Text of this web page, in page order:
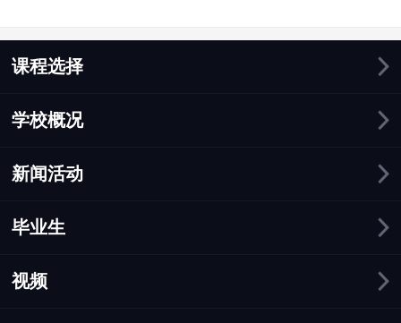
课程选择
学校概况
新闻活动
毕业生
视频